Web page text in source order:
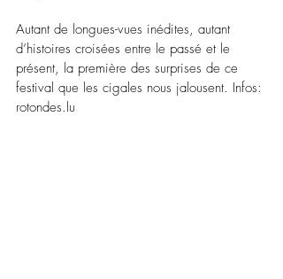
Autant de longues-vues inédites, autant
d’histoires croisées entre le passé et le
présent, la première des surprises de ce
festival que les cigales nous jalousent. Infos:
rotondes.lu